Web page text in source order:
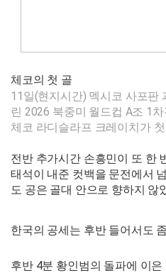
체코의 첫 골
11일(현지시간) 멕시코 사포판
린 2026 북중미 월드컵 A조 1
체코 라디슬라프 크레이치가
전반 추가시간 손흥민이 또 한
태석이 내준 컷백을 문전에서
도 공은 골대 안으로 향하지 않
한국의 공세는 후반 들어서도
후반 4분 황인범의 돌파에 이